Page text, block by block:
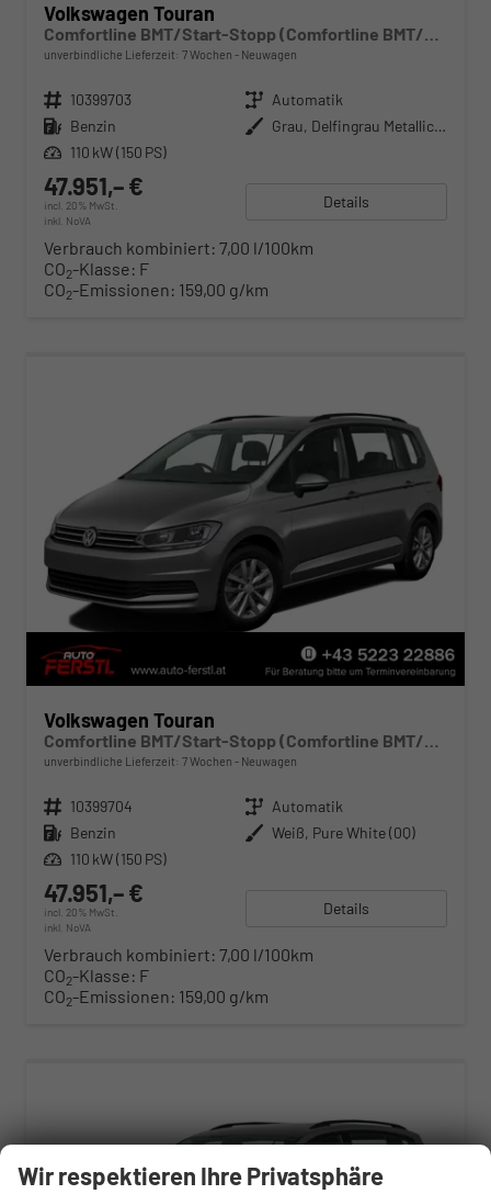
Volkswagen Touran
Comfortline BMT/Start-Stopp (Comfortline BMT/Start-Stopp) 1.5 TSI 110kW (150 PS) 7-Gang-DSG
unverbindliche Lieferzeit: 7 Wochen Neuwagen
Fahrzeugnr. 10399703 Getriebe Automatik
Kraftstoff Benzin Außenfarbe
Grau, Delfingrau Metallic (B0)
Leistung 110 kW (150 PS)
47.951,– €
incl. 20% MwSt.
inkl. NoVA
Details
Verbrauch kombiniert: 7,00 l/100km
CO2-Klasse: F
CO2-Emissionen: 159,00 g/km
Volkswagen Touran
Comfortline BMT/Start-Stopp (Comfortline BMT/Start-Stopp) 1.5 TSI 110kW (150 PS) 7-Gang DSG
unverbindliche Lieferzeit: 7 Wochen Neuwagen
Fahrzeugnr. 10399704 Getriebe Automatik
Kraftstoff Benzin Außenfarbe Weiß, Pure White (0Q)
Leistung 110 kW (150 PS)
47.951,– €
incl. 20% MwSt.
inkl. NoVA
Details
Verbrauch kombiniert: 7,00 l/100km
CO2-Klasse: F
CO2-Emissionen: 159,00 g/km
Wir respektieren Ihre Privatsphäre